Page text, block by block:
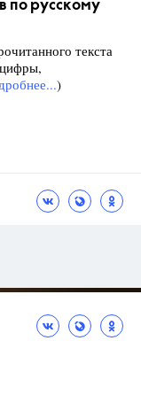
по русскому
текста
)